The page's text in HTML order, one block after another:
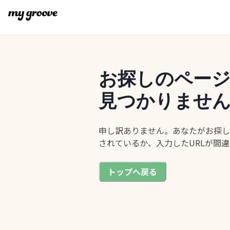
お探しのペー
見つかりませ
申し訳ありません。あなたがお探
されているか、入力したURLが間
トップへ戻る